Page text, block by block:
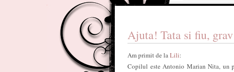
Ajuta! Tata si fiu,
Am primit de laLili:
Copilul este Antonio Marian Nita, un